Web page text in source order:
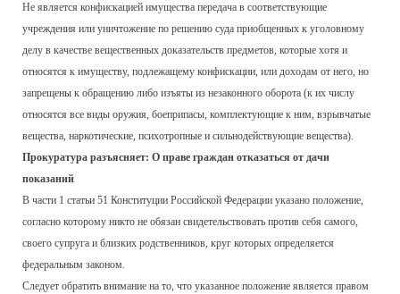
Не является конфискацией имущества передача в соответствующие
учреждения или уничтожение по решению суда приобщенных к уголовному
делу в качестве вещественных доказательств предметов, которые хотя и
относятся к имуществу, подлежащему конфискации, или доходам от него, но
запрещены к обращению либо изъяты из незаконного оборота (к их числу
относятся все виды оружия, боеприпасы, комплектующие к ним, взрывчатые
вещества, наркотические, психотропные и сильнодействующие вещества).
Прокуратура разъясняет: О праве граждан отказаться от дачи
показаний
В части 1 статьи 51 Конституции Российской Федерации указано положение,
согласно которому никто не обязан свидетельствовать против себя самого,
своего супруга и близких родственников, круг которых определяется
федеральным законом.
Следует обратить внимание на то, что указанное положение является правом